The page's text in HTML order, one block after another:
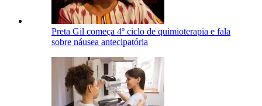
Preta Gil começa 4º ciclo de quimioterapia e fala
sobre náusea antecipatória